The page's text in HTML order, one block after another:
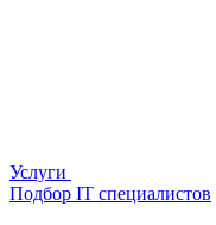
Услуги
Подбор IT специалистов